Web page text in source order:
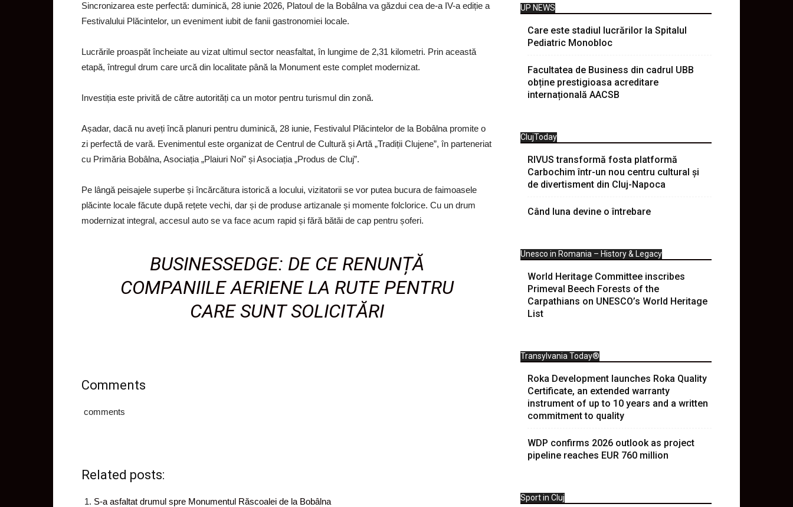
Sincronizarea este perfectă: duminică, 28 iunie 2026, Platoul de la Bobâlna va găzdui cea de-a IV-a ediție a
Festivalului Plăcintelor, un eveniment iubit de fanii gastronomiei locale.
Lucrările proaspăt încheiate au vizat ultimul sector neasfaltat, în lungime de 2,31 kilometri. Prin această
etapă, întregul drum care urcă din localitate până la Monument este complet modernizat.
Investiția este privită de către autorități ca un motor pentru turismul din zonă.
Așadar, dacă nu aveți încă planuri pentru duminică, 28 iunie, Festivalul Plăcintelor de la Bobâlna promite o
zi perfectă de vară. Evenimentul este organizat de Centrul de Cultură și Artă „Tradiții Clujene”, în parteneriat
cu Primăria Bobâlna, Asociația „Plaiuri Noi” și Asociația „Produs de Cluj”.
Pe lângă peisajele superbe și încărcătura istorică a locului, vizitatorii se vor putea bucura de faimoasele
plăcinte locale făcute după rețete vechi, dar și de produse artizanale și momente folclorice. Cu un drum
modernizat integral, accesul auto se va face acum rapid și fără bătăi de cap pentru șoferi.
BUSINESSEDGE: DE CE RENUNȚĂ
COMPANIILE AERIENE LA RUTE PENTRU
CARE SUNT SOLICITĂRI
Comments
comments
Related posts:
S-a asfaltat drumul spre Monumentul Răscoalei de la Bobâlna
UP NEWS
Care este stadiul lucrărilor la Spitalul
Pediatric Monobloc
Facultatea de Business din cadrul UBB
obține prestigioasa acreditare
internațională AACSB
ClujToday
RIVUS transformă fosta platformă
Carbochim într-un nou centru cultural și
de divertisment din Cluj-Napoca
Când luna devine o întrebare
Unesco in Romania – History & Legacy
World Heritage Committee inscribes
Primeval Beech Forests of the
Carpathians on UNESCO’s World Heritage
List
Transylvania Today®
Roka Development launches Roka Quality
Certificate, an extended warranty
instrument of up to 10 years and a written
commitment to quality
WDP confirms 2026 outlook as project
pipeline reaches EUR 760 million
Sport in Cluj